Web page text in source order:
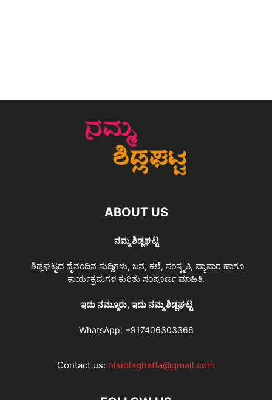
ABOUT US
ನಮ್ಮ ಶಿಡ್ಲಘಟ್ಟ
ಶಿಡ್ಲಘಟ್ಟದ ದೈನಂದಿನ ಸುದ್ದಿಗಳು, ಜನ, ಕಲೆ, ಸಂಸ್ಕೃತಿ, ವ್ಯಾಪಾರ ಹಾಗೂ
ಕಾರ್ಯಕ್ರಮಗಳ ಕುರಿತು ಸಂಪೂರ್ಣ ಮಾಹಿತಿ.
ಇದು ನಮ್ಮೂರು, ಇದು ನಮ್ಮ ಶಿಡ್ಲಘಟ್ಟ
WhatsApp: +917406303366
Contact us: hisidlaghatta@gmail.com